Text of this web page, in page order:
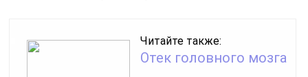
Читайте также:
Отек головного мозга